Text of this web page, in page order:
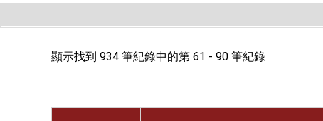
顯示找到 934 筆紀錄中的第 61 - 90 筆紀錄